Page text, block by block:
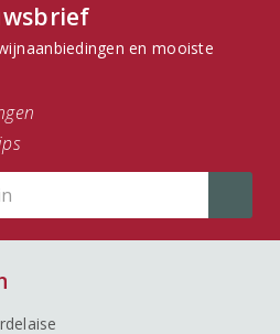
en mooiste